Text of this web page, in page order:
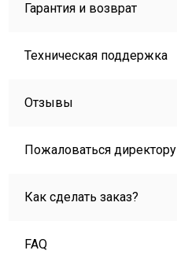
Гарантия и возврат
Техническая поддержка
Отзывы
Пожаловаться директору
Как сделать заказ?
FAQ